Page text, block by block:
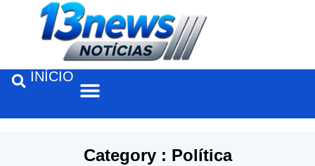
INÍCIO
Category : Política